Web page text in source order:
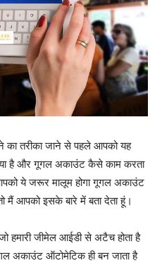
का तरीका जाने से पहले आपको यह
है और गूगल अकाउंट कैसे काम करता
ये जरूर मालूम होगा गूगल अकाउंट
मैं आपको इसके बारे में बता देता हूं।
हमारी जीमेल आईडी से अटैच होता है
अकाउंट ऑटोमेटिक ही बन जाता है